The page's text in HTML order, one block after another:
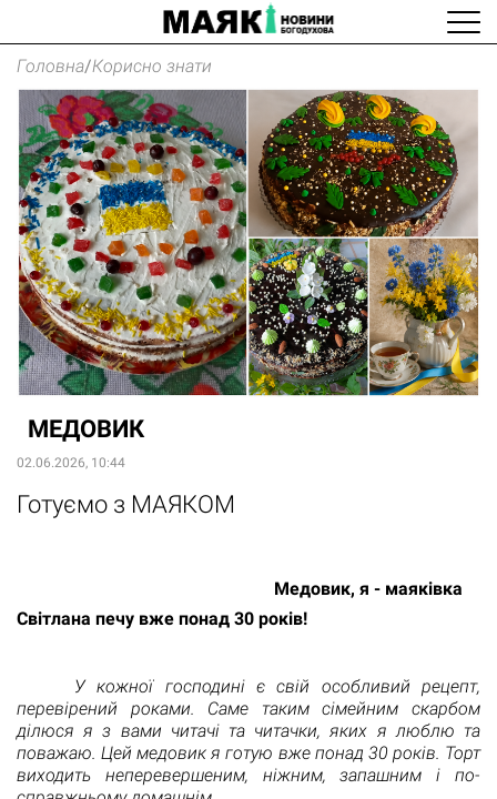
Головна/Корисно знати
МЕДОВИК
02.06.2026, 10:44
Готуємо з МАЯКОМ
Медовик, я - маяківка
Світлана печу вже понад 30 років!
У кожної господині є свій особливий рецепт,
перевірений роками. Саме таким сімейним скарбом
ділюся я з вами читачі та читачки, яких я люблю та
поважаю. Цей медовик я готую вже понад 30 років. Торт
виходить неперевершеним, ніжним, запашним і по-